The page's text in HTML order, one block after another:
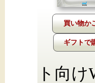
ギフトで
ト向